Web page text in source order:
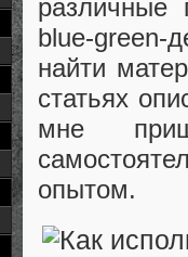
различные
blue-
найти
статьях
мне
опытом.